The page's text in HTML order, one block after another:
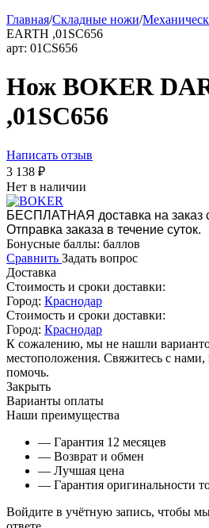
Главная/Складные ножи/
EARTH ,01SC656
арт: 01CS656
Нож BOKER
,01SC656
Написать отзыв
3 138 ₽
Нет в наличии
БЕСПЛАТНАЯ доставка на заказ
Отправка заказа в течение суток.
Бонусные баллы: баллов
Сравнить Задать вопрос
Доставка
Стоимость и сроки доставки:
Город: Краснодар
Стоимость и сроки доставки:
Город: Краснодар
К сожалению, мы не нашли
местоположения. Свяжитесь с
помочь.
Закрыть
Варианты оплаты
Наши преимущества
— Гарантия 12 месяцев
— Возврат и обмен
— Лучшая цена
— Гарантия оригинальности
Войдите в учётную запись, чтобы